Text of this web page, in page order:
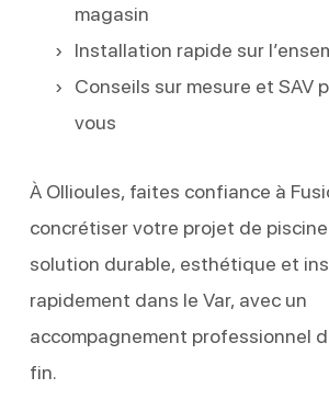
magasin
Installation rapide sur
Conseils sur mesure et SAV
vous
À Ollioules, faites confiance à
concrétiser votre projet de
solution durable, esthétique et
rapidement dans le Var, avec un
accompagnement professionnel
fin.